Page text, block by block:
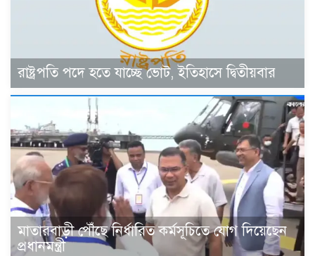
রাষ্ট্রপতি পদে হতে যাচ্ছে ভোট, ইতিহাসে দ্বিতীয়বার
মাতারবাড়ী পৌঁছে নির্ধারিত কর্মসূচিতে যোগ দিয়েছেন
প্রধানমন্ত্রী